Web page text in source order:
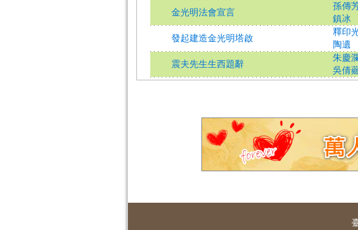
金光明法會宣言
孫傳
鎮冰
發起建造金光明塔啟
釋印
陶遺
震夫先生生西題辭
朱慶
吳倩